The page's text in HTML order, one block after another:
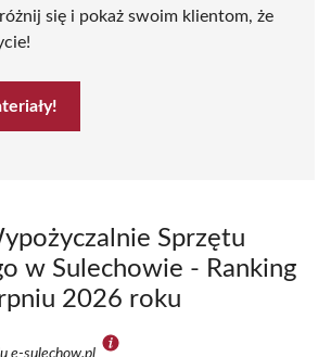
się i pokaż swoim klientom, że
Sprzętu
w Sulechowie - Ranking
2026 roku
e-sulechow.pl